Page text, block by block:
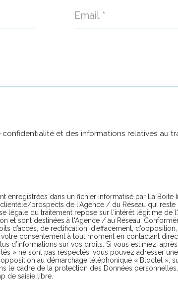
Email
et des informations relatives au
enregistrées dans un fichier informatisé par La
prospects de l'Agence / du Réseau qui reste
légale du traitement repose sur l'intérêt légitime de
et sont destinées à l'Agence / au Réseau.
d’accès, de rectification, d’effacement,
consentement à tout moment en contactant
d’informations sur vos droits. Si vous estimez,
» ne sont pas respectés, vous pouvez adresser une
au démarchage téléphonique « Bloctel »,
le cadre de la protection des Données
de saisie libre.